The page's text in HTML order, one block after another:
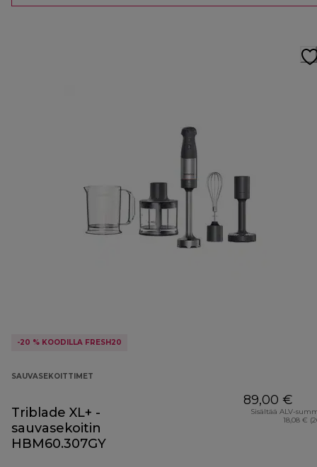
-20 % KOODILLA FRESH20
SAUVASEKOITTIMET
Triblade XL+ -
sauvasekoitin
HBM60.307GY
89,00 €
Sisältää ALV-
18,08 €